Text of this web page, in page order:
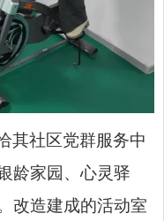
其社区党群服务中
龄家园、心灵驿
改造建成的活动室